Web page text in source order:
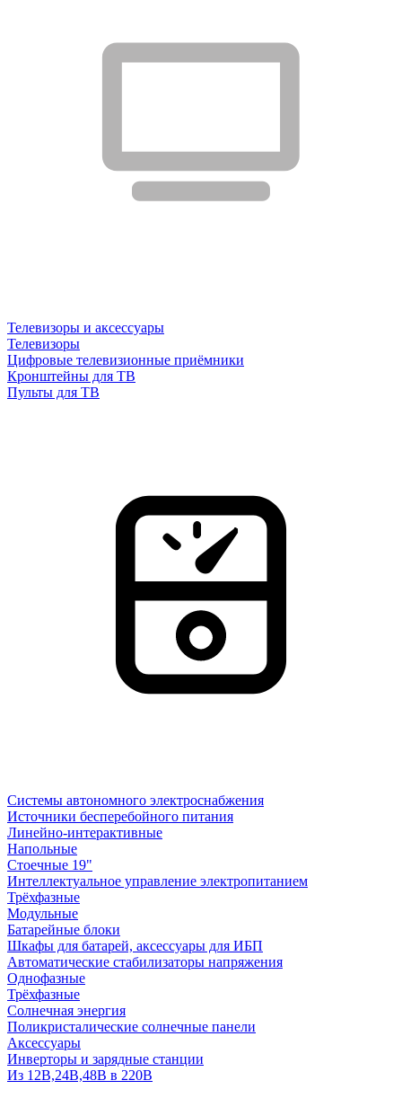
Телевизоры и аксессуары
Телевизоры
Цифровые телевизионные приёмники
Кронштейны для ТВ
Пульты для ТВ
Системы автономного электроснабжения
Источники бесперебойного питания
Линейно-интерактивные
Напольные
Стоечные 19"
Интеллектуальное управление электропитанием
Трёхфазные
Модульные
Батарейные блоки
Шкафы для батарей, аксессуары для ИБП
Автоматические стабилизаторы напряжения
Однофазные
Трёхфазные
Солнечная энергия
Поликристалические солнечные панели
Аксессуары
Инверторы и зарядные станции
Из 12В,24В,48В в 220В